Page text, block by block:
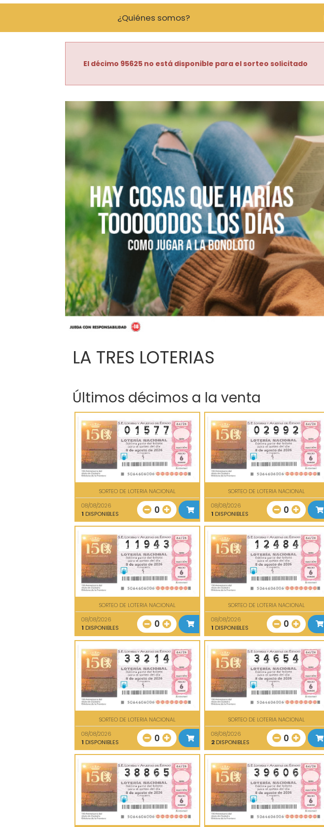
¿Quiénes somos?
El décimo 95625 no está disponible para el sorteo solicitado
LA TRES LOTERIAS
Últimos décimos a la venta
SORTEO DE LOTERIA NACIONAL
08/08/2026
1 DISPONIBLES 0
SORTEO DE LOTERIA NACIONAL
08/08/2026
1 DISPONIBLES 0
SORTEO DE LOTERIA NACIONAL
08/08/2026
1 DISPONIBLES 0
SORTEO DE LOTERIA NACIONAL
08/08/2026
1 DISPONIBLES 0
SORTEO DE LOTERIA NACIONAL
08/08/2026
1 DISPONIBLES 0
SORTEO DE LOTERIA NACIONAL
08/08/2026
2DISPONIBLES 0